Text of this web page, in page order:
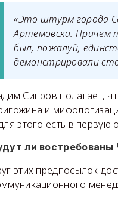
«Это штурм города
Артёмовска. Причём
был, пожалуй,
демонстрировали
Сипров полагает,
и
этого есть в
ли востребованы
этих предпосылок